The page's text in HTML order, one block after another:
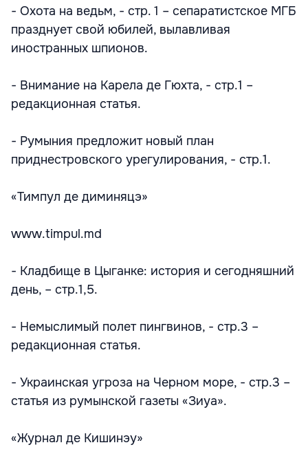
- Охота на ведьм, - стр. 1 – сепаратистское МГБ
празднует свой юбилей, вылавливая
иностранных шпионов.
- Внимание на Карела де Гюхта, - стр.1 –
редакционная статья.
- Румыния предложит новый план
приднестровского урегулирования, - стр.1.
«Тимпул де диминяцэ»
www.timpul.md
- Кладбище в Цыганке: история и сегодняшний
день, – стр.1,5.
- Немыслимый полет пингвинов, - стр.3 –
редакционная статья.
- Украинская угроза на Черном море, - стр.3 –
статья из румынской газеты «Зиуа».
«Журнал де Кишинэу»